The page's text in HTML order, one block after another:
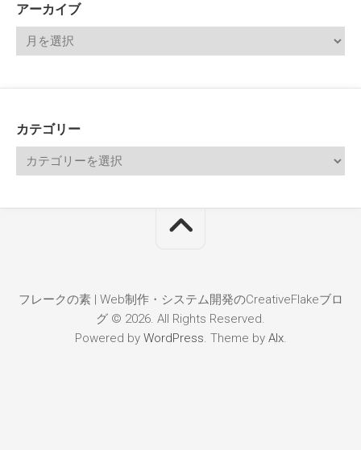
アーカイブ
カテゴリー
フレークの素 | Web制作・システム開発のCreativeFlakeブロ
グ © 2026. All Rights Reserved.
Powered by WordPress. Theme by Alx.